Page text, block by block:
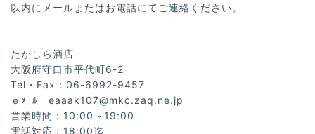
以内にメールまたはお電話にてご連絡ください。
たがしら酒店
大阪府守口市平代町6-2
Tel・Fax：06-6992-9457
ｅﾒｰﾙ eaaak107@mkc.zaq.ne.jp
営業時間：10:00～19:00
電話対応：18:00迄